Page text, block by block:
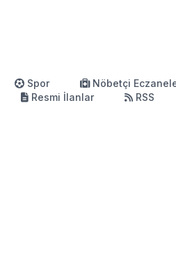
Spor Nöbetçi
Resmi İlanlar RSS